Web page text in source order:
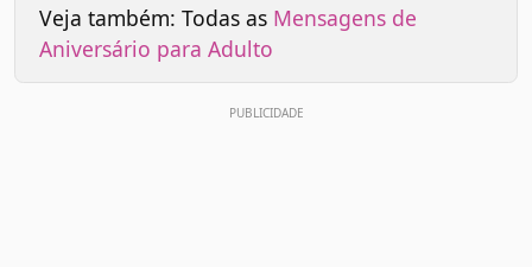
Veja também: Todas as Mensagens de
Aniversário para Adulto